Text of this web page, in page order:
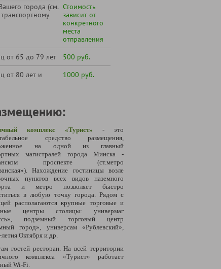
города (см. Стоимость
зависит от
конкретного
места
отправления
от 65 до 79 лет
500 руб.
от 80 лет и
1000 руб.
комплекс «Турист» - это
средство размещения,
на одной из главный
магистралей города Минска -
проспекте (ст.метро
Нахождение гостиницы возле
пунктов всех видов наземного
и метро позволяет быстро
в любую точку города. Рядом с
располагаются крупные торговые и
центры столицы: универмаг
подземный торговый центр
город», универсам «Рублевский»,
Октября и др.
гостей ресторан.На всей территории
комплекса «Турист» работает
Wi-Fi.